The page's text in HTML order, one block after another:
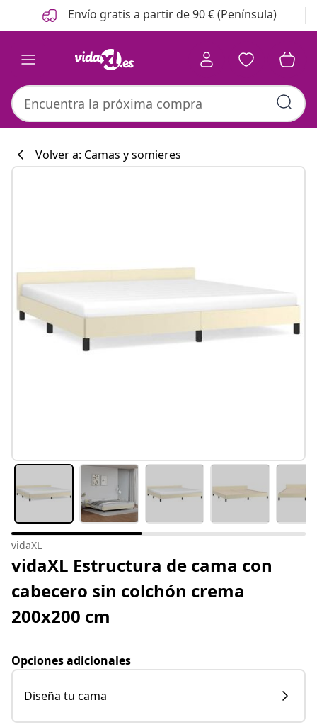
Anterior
Siguiente Envío gratis a partir de 90 € (Península)
#sharemevidaxl
Volver a: Camas y somieres
vidaXL
vidaXL Estructura de cama con
cabecero sin colchón crema
200x200 cm
Opciones adicionales
Diseña tu cama